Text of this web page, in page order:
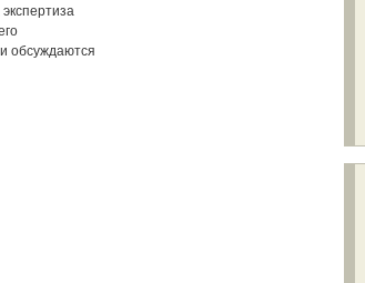
обсуждаются